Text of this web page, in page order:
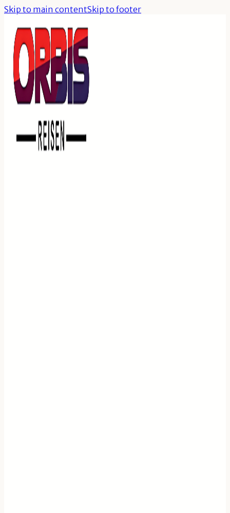
Skip to main contentSkip to footer